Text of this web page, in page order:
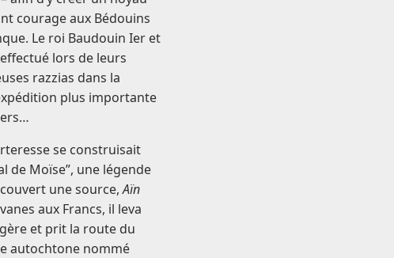
courage aux Bédouins
Le roi Baudouin Ier et
lors de leurs
razzias dans la
plus importante
se construisait
de Moïse”, une légende
une source,Aïn
aux Francs, il leva
et prit la route du
autochtone nommé